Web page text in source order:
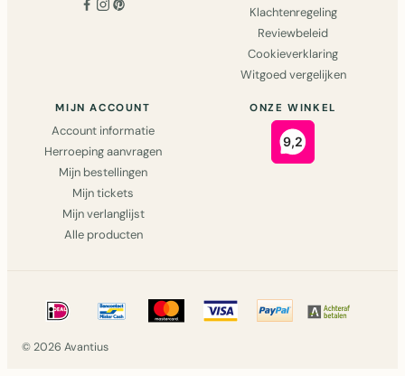
Klachtenregeling
Reviewbeleid
Cookieverklaring
Witgoed vergelijken
MIJN ACCOUNT
Account informatie
Herroeping aanvragen
Mijn bestellingen
Mijn tickets
Mijn verlanglijst
Alle producten
ONZE WINKEL
© 2026 Avantius